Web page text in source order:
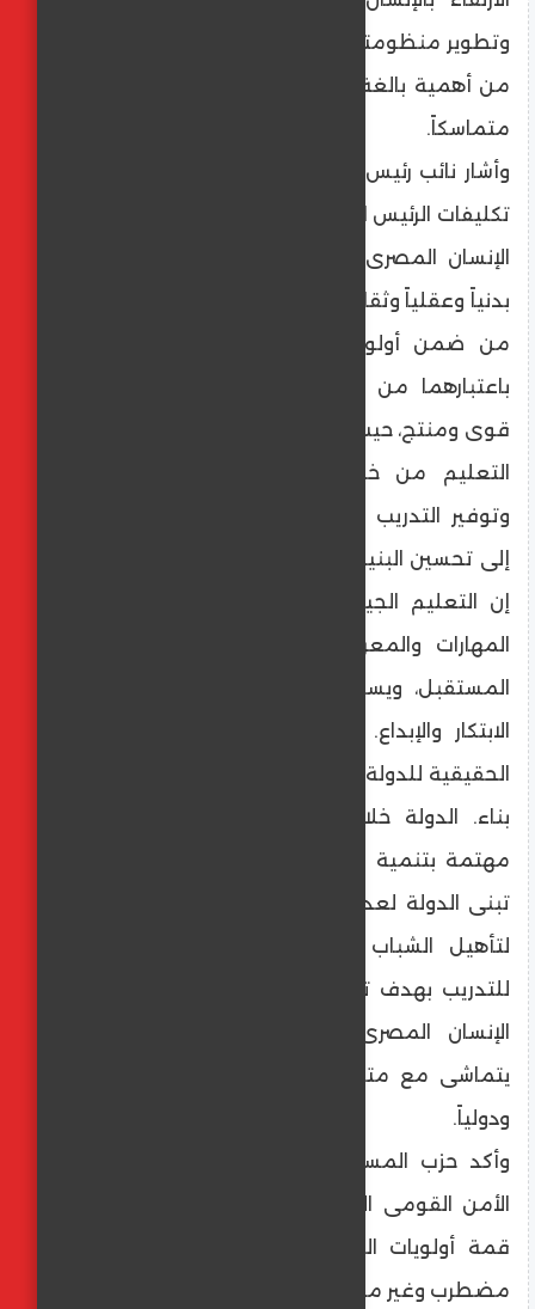
وتطوير منظومتى التعليم والصحة لما تمثلانه
من أهمية بالغة لبقاء المجتمع المصرى قوياً
متماسكاً.
وأشار نائب رئيس حزب المؤتمر إلى أن من أهم
تكليفات الرئيس السيسى للحكومة الجديدة بناء
الإنسان المصرى على أساس شامل ومتكامل
بدنياً وعقلياً وثقافياً، ووضعت الحكومة الجديدة
من ضمن أولوياتها تطوير التعليم والصحة
باعتبارهما من الركائز الأساسية لبناء مجتمع
قوى ومنتج، حيث تتضمن الخطة تحسين جودة
التعليم من خلال تطوير المناهج الدراسية
وتوفير التدريب المستمر للمعلمين، بالإضافة
إلى تحسين البنية التحتية للمدارس والجامعات،
إن التعليم الجيد يُمكِّن الشباب من اكتساب
المهارات والمعرفة اللازمة لمواجهة تحديات
المستقبل، ويسهم فى خلق جيل قادر على
الابتكار والإبداع. وتابع أن المواطن هو الثروة
الحقيقية للدولة، ويقع على عاتقه دور كبير فى
بناء. الدولة خلال السنوات المقبلة، والدولة
مهتمة بتنمية ورفع كفاءة الشباب من خلال
تبنى الدولة لعدة برامج، منها البرنامج الرئاسى
لتأهيل الشباب للقيادة والأكاديمية الوطنية
للتدريب بهدف تخريج خبرات شابة مدربة وبناء
الإنسان المصرى على أعلى مستوى وبما
يتماشى مع متغيرات العصر الجديدة إقليمياً
ودولياً.
وأكد حزب المستقلين الجدد أن الحفاظ على
الأمن القومى المصرى خيار استراتيجى ويحتل
قمة أولويات الدولة فى ظل وضع إقليمى
مضطرب وغير مسبوق.